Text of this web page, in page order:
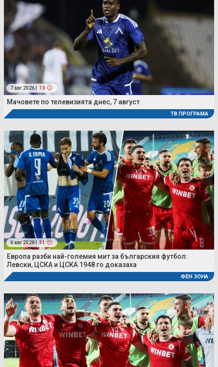
7 авг 2026 | 10
Мачовете по телевизията днес, 7 август
ТВ ПРОГРАМА
6 авг 2026 | 11
Европа разби най-големия мит за българския футбол:
Левски, ЦСКА и ЦСКА 1948 го доказаха
ФЕН ЗОНА